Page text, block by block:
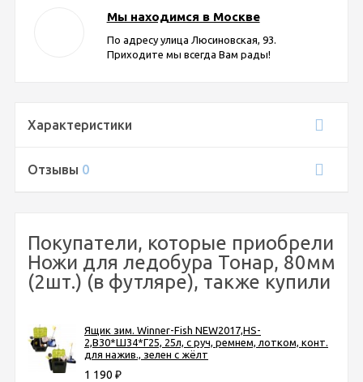
Мы находимся в Москве
По адресу улица Люсиновская, 93.
Приходите мы всегда Вам рады!
Характеристики
Отзывы 0
Покупатели, которые приобрели
Ножи для ледобура Тонар, 80мм
(2шт.) (в футляре), также купили
Ящик зим. Winner-Fish NEW2017,HS-
2,В30*Ш34*Г25, 25л, с руч, ремнем, лотком, конт.
для нажив., зелен с жёлт
1 190 ₽